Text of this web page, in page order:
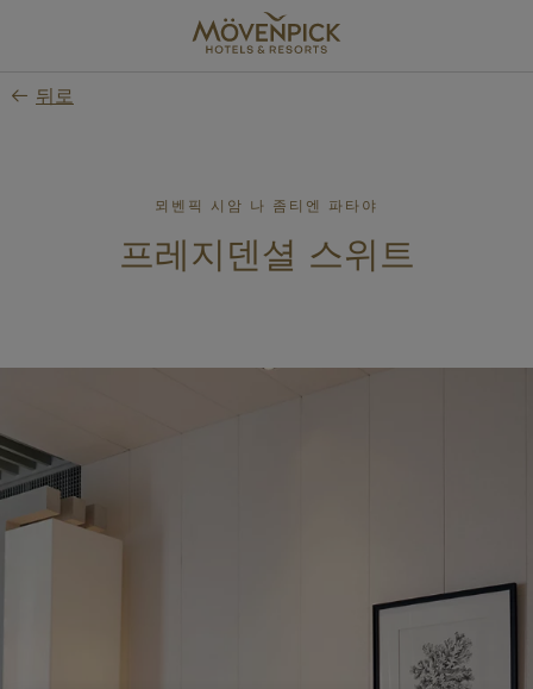
content
뒤로
뫼벤픽 시암 나 좀티엔 파타야
프레지덴셜 스위트